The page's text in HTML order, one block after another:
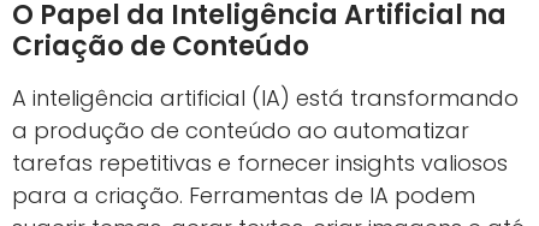
O Papel da Inteligência Artificial na
Criação de Conteúdo
A inteligência artificial (IA) está transformando
a produção de conteúdo ao automatizar
tarefas repetitivas e fornecer insights valiosos
para a criação. Ferramentas de IA podem